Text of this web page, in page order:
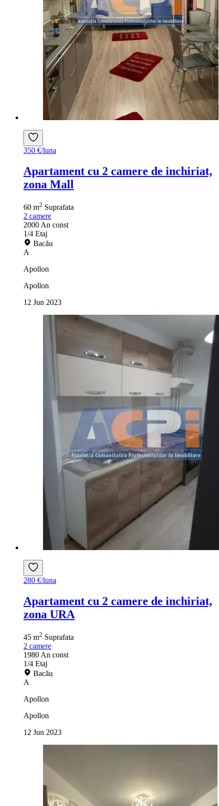
350 €/luna
Apartament cu 2 camere de inchiriat,
zona Mall
60 m2 Suprafata
2 camere
2000 An const
1/4 Etaj
Bacău
A
Apollon
Apollon
12 Jun 2023
280 €/luna
Apartament cu 2 camere de inchiriat,
zona URA
45 m2 Suprafata
2 camere
1980 An const
1/4 Etaj
Bacău
A
Apollon
Apollon
12 Jun 2023